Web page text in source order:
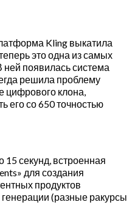
Kling выкатила
это одна из самых
появилась система
решила проблему
цифрового клона,
его со 650 точностью
15 секунд, встроенная
для создания
продуктов
(разные ракурсы